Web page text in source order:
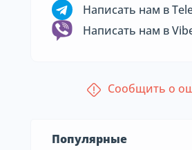
Написать нам в
Написать нам в
Сообщить о
Популярные